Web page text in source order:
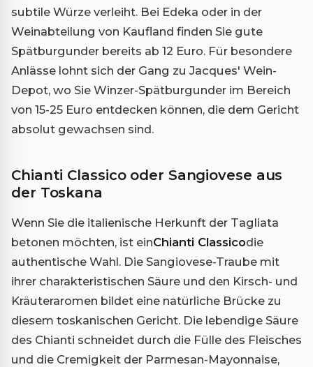
subtile Würze verleiht. Bei Edeka oder in der
Weinabteilung von Kaufland finden Sie gute
Spätburgunder bereits ab 12 Euro. Für besondere
Anlässe lohnt sich der Gang zu Jacques' Wein-
Depot, wo Sie Winzer-Spätburgunder im Bereich
von 15-25 Euro entdecken können, die dem Gericht
absolut gewachsen sind.
Chianti Classico oder Sangiovese aus
der Toskana
Wenn Sie die italienische Herkunft der Tagliata
betonen möchten, ist einChianti Classicodie
authentische Wahl. Die Sangiovese-Traube mit
ihrer charakteristischen Säure und den Kirsch- und
Kräuteraromen bildet eine natürliche Brücke zu
diesem toskanischen Gericht. Die lebendige Säure
des Chianti schneidet durch die Fülle des Fleisches
und die Cremigkeit der Parmesan-Mayonnaise,